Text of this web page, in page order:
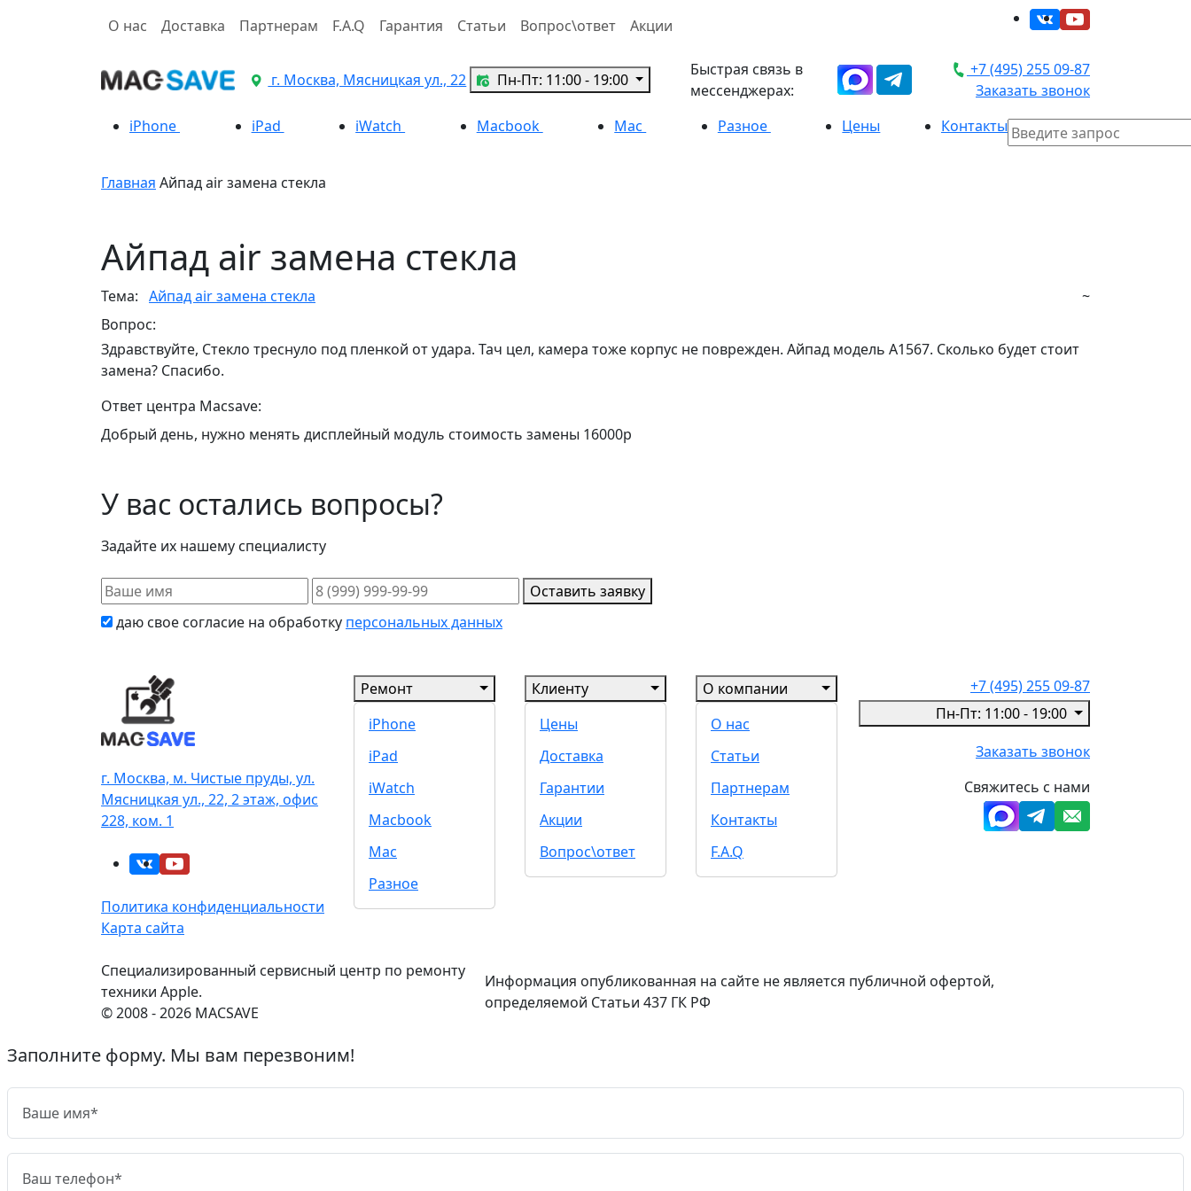
О нас Доставка Партнерам F.A.Q Гарантия Статьи Вопрос\ответ Акции
г. Москва, Мясницкая ул., 22 Пн-Пт: 11:00 - 19:00
Быстрая связь в
мессенджерах:
+7 (495) 255 09-87
Заказать звонок
iPhone
iPad iWatch Macbook Mac Разное Цены Контакты
Главная Айпад air замена стекла
Айпад air замена стекла
Тема: Айпад air замена стекла
~
Вопрос:
Здравствуйте, Стекло треснуло под пленкой от удара. Тач цел, камера тоже корпус не поврежден. Айпад модель А1567. Сколько будет стоит
замена? Спасибо.
Ответ центра Macsave:
Добрый день, нужно менять дисплейный модуль стоимость замены 16000р
У вас остались вопросы?
Задайте их нашему специалисту
Оставить заявку
даю свое согласие на обработку персональных данных
г. Москва, м. Чистые пруды, ул.
Мясницкая ул., 22, 2 этаж, офис
228, ком. 1
Политика конфиденциальности
Карта сайта
Ремонт
iPhone
iPad
iWatch
Macbook
Mac
Разное
Клиенту
Цены
Доставка
Гарантии
Акции
Вопрос\ответ
О компании
О нас
Статьи
Партнерам
Контакты
F.A.Q
+7 (495) 255 09-87
Пн-Пт: 11:00 - 19:00
Заказать звонок
Свяжитесь с нами
Специализированный сервисный центр по ремонту
техники Apple.
© 2008 - 2026 MACSAVE
Информация опубликованная на сайте не является публичной офертой,
определяемой Статьи 437 ГК РФ
Заполните форму. Мы вам перезвоним!